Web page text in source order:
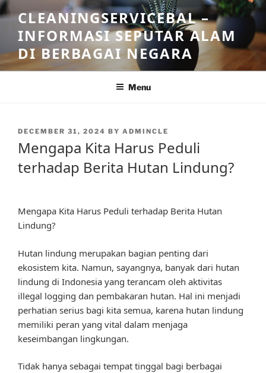
Skip
to
content
CLEANINGSERVICEBAL –
INFORMASI SEPUTAR ALAM
DI BERBAGAI NEGARA
Menu
POSTED
DECEMBER 31, 2024 BY ADMINCLE
Mengapa Kita Harus Peduli
terhadap Berita Hutan Lindung?
Mengapa Kita Harus Peduli terhadap Berita Hutan
Lindung?
Hutan lindung merupakan bagian penting dari
ekosistem kita. Namun, sayangnya, banyak dari hutan
lindung di Indonesia yang terancam oleh aktivitas
illegal logging dan pembakaran hutan. Hal ini menjadi
perhatian serius bagi kita semua, karena hutan lindung
memiliki peran yang vital dalam menjaga
keseimbangan lingkungan.
Tidak hanya sebagai tempat tinggal bagi berbagai